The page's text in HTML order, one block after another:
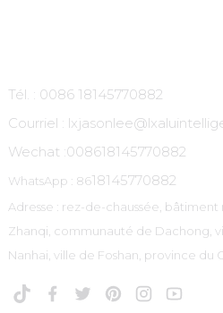
Tél. : 0086 18145770882
Courriel :
Wechat :008618145770882
WhatsApp : 8618145770882
Adresse : rez-de-chaussée, bâtiment
Zhanqi, communauté de Dachong,
Nanhai, ville de Foshan, province du